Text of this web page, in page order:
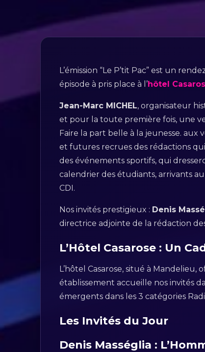
L’émission “Le P’tit Pac” est un
épisode à pris place à l’hôtel
Jean-Marc MICHEL, organisateur
et pour la toute première fois, une
Faire la part belle à la jeunesse.
et futures recrues des rédactions
des événements sportifs, qui
calendrier des étudiants, arrivants
CDI.
Nos invités prestigieux : Denis
directrice adjointe de la rédaction
L’Hôtel Casarose : Un
L’hôtel Casarose, situé à
établissement accueille nos invités
émergents dans les 3 catégories
Les Invités du Jour
Denis Masséglia :